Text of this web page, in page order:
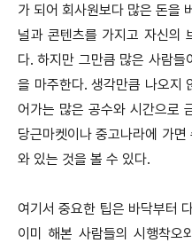
가 되어 회사원보다 많은 돈을
널과 콘텐츠를 가지고 자신의
다. 하지만 그만큼 많은 사람들
을 마주한다. 생각만큼 나오지
어가는 많은 공수와 시간으로
당근마켓이나 중고나라에 가
와 있는 것을 볼 수 있다.
여기서 중요한 팁은 바닥부터
이미 해본 사람들의 시행착오